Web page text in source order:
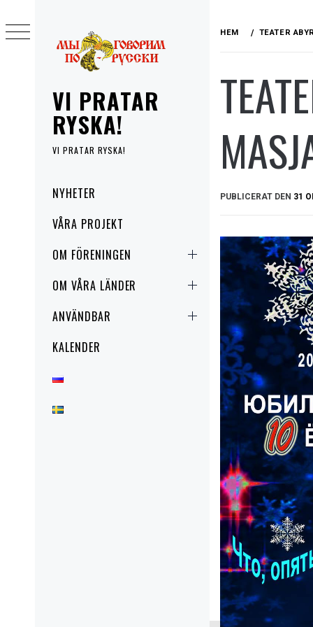
VI PRATAR
RYSKA!
VI PRATAR RYSKA!
menyNYHETER
VÅRA PROJEKT
OM FÖRENINGEN
OM VÅRA LÄNDER
АNVÄNDBAR
KALENDER
till
innehåll
HEM TEATER
PUBLICERAT DEN 31